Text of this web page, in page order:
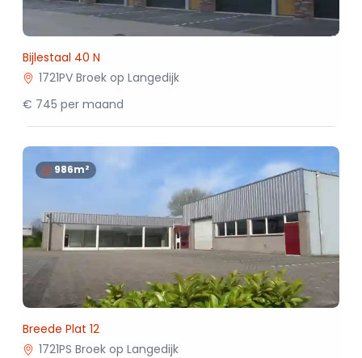
Bijlestaal 40 N
1721PV Broek op Langedijk
€ 745 per maand
986m²
Breede Plat 12
1721PS Broek op Langedijk